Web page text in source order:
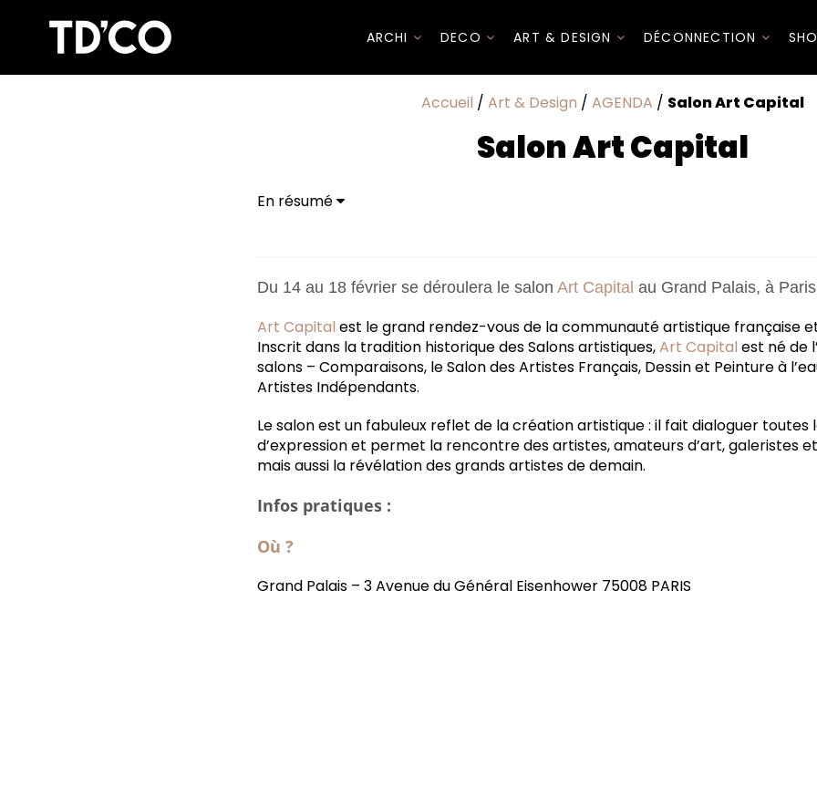
ARCHI DECO ART & DESIGN DÉCONNECTION
Accueil / Art & Design / AGENDA / Salon Art Capital
Salon Art Capital
En résumé
Du 14 au 18 février se déroulera le salon Art Capital au Grand Palais, à
Art Capital est le grand rendez-vous de la communauté artistique française
Inscrit dans la tradition historique des Salons artistiques,Art Capital est né de
salons – Comparaisons, le Salon des Artistes Français, Dessin et Peinture à
Artistes Indépendants.
Le salon est un fabuleux reflet de la création artistique : il fait dialoguer toutes
d’expression et permet la rencontre des artistes, amateurs d’art, galeristes
mais aussi la révélation des grands artistes de demain.
Infos pratiques :
Où ?
Grand Palais – 3 Avenue du Général Eisenhower 75008 PARIS